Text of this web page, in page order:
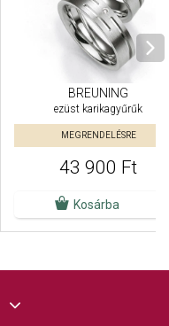
BREUNING
ezüst karikagyűrűk
MEGRENDELÉSRE
43 900 Ft
Kosárba